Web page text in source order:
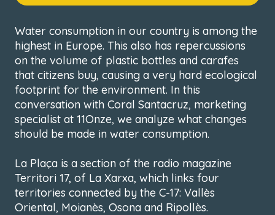
Water consumption in our country is among the
highest in Europe. This also has repercussions
on the volume of plastic bottles and carafes
that citizens buy, causing a very hard ecological
footprint for the environment. In this
conversation with Coral Santacruz, marketing
specialist at 11Onze, we analyze what changes
should be made in water consumption.
La Plaça is a section of the radio magazine
Territori 17, of La Xarxa, which links four
territories connected by the C-17: Vallès
Oriental, Moianès, Osona and Ripollès.